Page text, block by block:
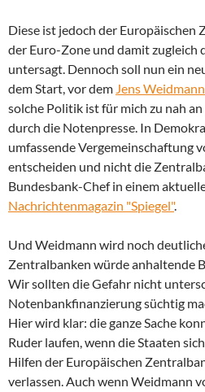
Diese ist jedoch der Europäischen
der Euro-Zone und damit zugleich
untersagt. Dennoch soll nun ein
dem Start, vor dem Jens Weidmann
solche Politik ist für mich zu nah
durch die Notenpresse. In
umfassende Vergemeinschaftung
entscheiden und nicht die
Bundesbank-Chef in einem
Nachrichtenmagazin "Spiegel".
Und Weidmann wird noch
Zentralbanken würde anhaltende
Wir sollten die Gefahr nicht
Notenbankfinanzierung süchtig
Hier wird klar: die ganze Sache
Ruder laufen, wenn die Staaten
Hilfen der Europäischen
verlassen. Auch wenn Weidmann